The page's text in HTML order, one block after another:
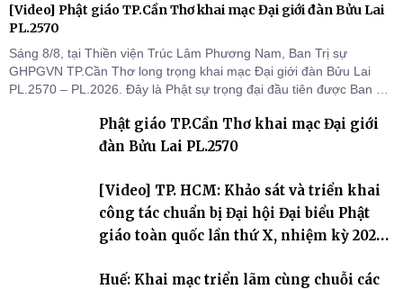
[Video] Phật giáo TP.Cần Thơ khai mạc Đại giới đàn Bửu Lai
PL.2570
Sáng 8/8, tại Thiền viện Trúc Lâm Phương Nam, Ban Trị sự
GHPGVN TP.Cần Thơ long trọng khai mạc Đại giới đàn Bửu Lai
PL.2570 – PL.2026. Đây là Phật sự trọng đại đầu tiên được Ban Trị
thứ I, thể hiện sự quan tâm đối với công tác truyền giới, đào tạo
Tăng tài và tiếp nối mạng mạch Tăng-g
Phật giáo TP.Cần Thơ khai mạc Đại giới
đàn Bửu Lai PL.2570
[Video] TP. HCM: Khảo sát và triển khai
công tác chuẩn bị Đại hội Đại biểu Phật
giáo toàn quốc lần thứ X, nhiệm kỳ 2026-
Huế: Khai mạc triển lãm cùng chuỗi các